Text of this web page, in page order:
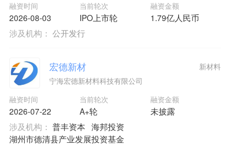
融资时间
2026-08-03
当前轮次
IPO上市轮
融资金额
1.79亿人民币
涉及机构： 公开发行
宏德新材
宁海宏德新材料科技有限公司
融资时间
2026-07-22
当前轮次
A+轮
融资金额
未披露
新材料
涉及机构： 普丰资本 海邦投资
湖州市德清县产业发展投资基金